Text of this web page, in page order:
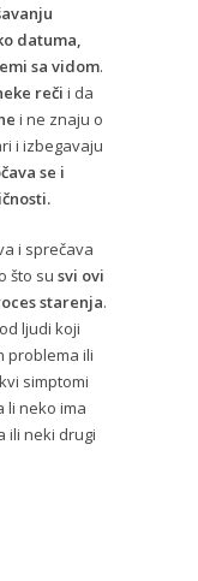
datuma,
sa vidom.
reči i da
i ne znaju o
i izbegavaju
se i
i sprečava
što su svi ovi
starenja.
ljudi koji
problema ili
simptomi
li neko ima
ili neki drugi